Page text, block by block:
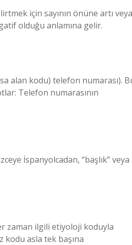
için sayının önüne artı veya
olduğu anlamına gelir.
alan kodu) telefon numarası).
Telefon numarasının
İspanyolcadan, “başlık” veya
zaman ilgili etiyoloji koduyla
kodu asla tek başına